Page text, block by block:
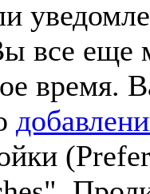
все еще
время.